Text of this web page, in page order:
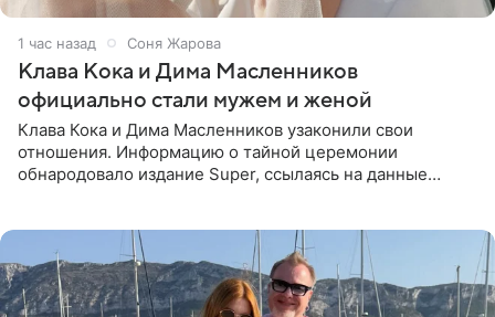
1 час назад Соня Жарова
Клава Кока и Дима Масленников
официально стали мужем и женой
Клава Кока и Дима Масленников узаконили свои
отношения. Информацию о тайной церемонии
обнародовало издание Super, ссылаясь на данные